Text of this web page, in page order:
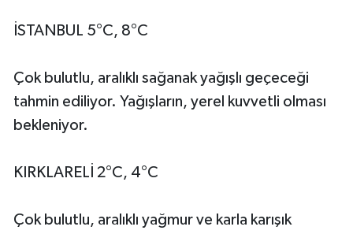
İSTANBUL 5°C, 8°C
Çok bulutlu, aralıklı sağanak yağışlı geçeceği
tahmin ediliyor. Yağışların, yerel kuvvetli olması
bekleniyor.
KIRKLARELİ 2°C, 4°C
Çok bulutlu, aralıklı yağmur ve karla karışık